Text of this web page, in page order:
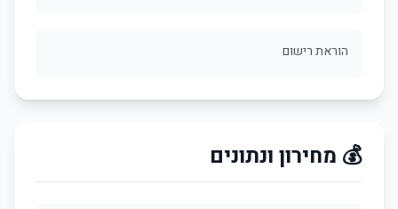
הוראת רישום
💰 מחירון ונתונים